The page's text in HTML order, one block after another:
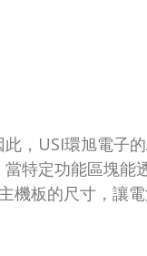
，USI環旭電子
特定功能區塊能
機板的尺寸，讓